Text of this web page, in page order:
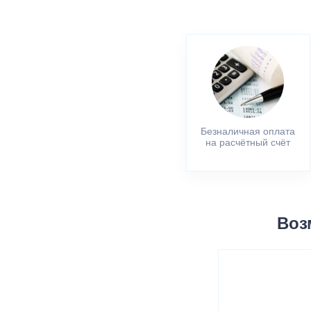
Безналичная оплата
на расчётный счёт